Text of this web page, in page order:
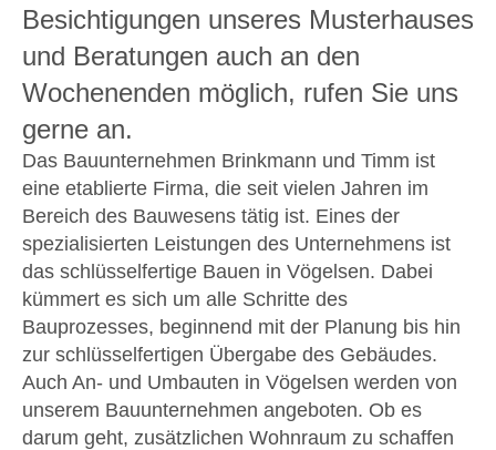
Besichtigungen unseres Musterhauses
und Beratungen auch an den
Wochenenden möglich, rufen Sie uns
gerne an.
Das Bauunternehmen Brinkmann und Timm ist
eine etablierte Firma, die seit vielen Jahren im
Bereich des Bauwesens tätig ist. Eines der
spezialisierten Leistungen des Unternehmens ist
das schlüsselfertige Bauen in Vögelsen. Dabei
kümmert es sich um alle Schritte des
Bauprozesses, beginnend mit der Planung bis hin
zur schlüsselfertigen Übergabe des Gebäudes.
Auch An- und Umbauten in Vögelsen werden von
unserem Bauunternehmen angeboten. Ob es
darum geht, zusätzlichen Wohnraum zu schaffen